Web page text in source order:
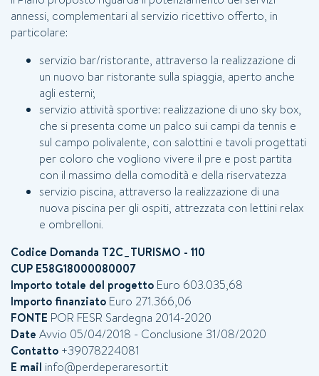
GARANTITA!
troverai un prezzo più basso,
Arrivo*
AGO 2026
Partenza
09 AGO 2026
Adulti *
2
Bambini (2-13)
Neonati (0-1)
0
annessi, complementari al servizio ricettivo offerto, in
particolare:
servizio bar/ristorante, attraverso la realizzazione di
un nuovo bar ristorante sulla spiaggia, aperto anche
agli esterni;
servizio attività sportive: realizzazione di uno sky box,
che si presenta come un palco sui campi da tennis e
sul campo polivalente, con salottini e tavoli progettati
per coloro che vogliono vivere il pre e post partita
con il massimo della comodità e della riservatezza
servizio piscina, attraverso la realizzazione di una
nuova piscina per gli ospiti, attrezzata con lettini relax
e ombrelloni.
Codice Domanda T2C_TURISMO - 110
CUP E58G18000080007
Importo totale del progetto Euro 603.035,68
Importo finanziato Euro 271.366,06
FONTE POR FESR Sardegna 2014-2020
Date Avvio 05/04/2018 - Conclusione 31/08/2020
Contatto +39078224081
E mail info@perdeperaresort.it